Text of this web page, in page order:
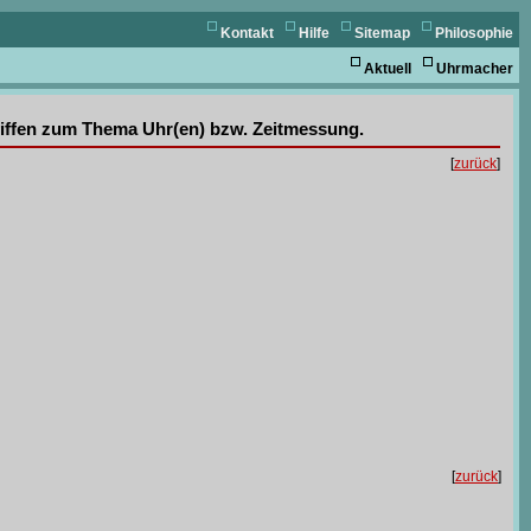
Philosophie
Sitemap
Hilfe
Kontakt
Uhrmacher
Aktuell
zum Thema Uhr(en) bzw. Zeitmessung.
[zurück]
[zurück]